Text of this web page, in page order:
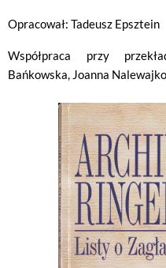
Opracował: Tadeusz Epsztein
Współpraca przy
Bańkowska, Joanna